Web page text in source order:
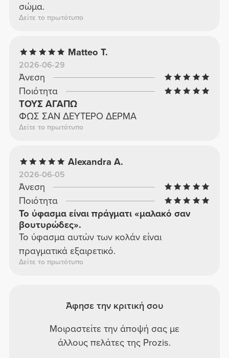
σώμα.
Δείτε το πρωτότυπο
Matteo T.
2026-06-29
Άνεση
Ποιότητα
ΤΟΥΣ ΑΓΑΠΩ
ΦΩΣ ΣΑΝ ΔΕΥΤΕΡΟ ΔΕΡΜΑ
Δείτε το πρωτότυπο
Alexandra A.
2026-06-05
Άνεση
Ποιότητα
Το ύφασμα είναι πράγματι «μαλακό σαν
βουτυρώδες».
Το ύφασμα αυτών των κολάν είναι
πραγματικά εξαιρετικό.
Δείτε το πρωτότυπο
Άφησε την κριτική σου
Μοιραστείτε την άποψή σας με
άλλους πελάτες της Prozis.